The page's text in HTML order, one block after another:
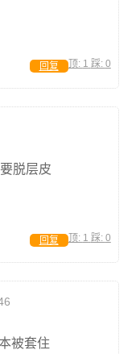
顶: 1 踩: 0
回复
脱层皮
顶: 1 踩: 0
回复
被套住